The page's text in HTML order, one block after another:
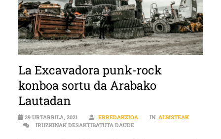
La Excavadora punk-rock
konboa sortu da Arabako
Lautadan
29 URTARRILA, 2021 ERREDAKZIOA IN ALBISTEAK
IRUZKINAK DESAKTIBATUTA DAUDELA EXCAVADORA PUNK-ROCK